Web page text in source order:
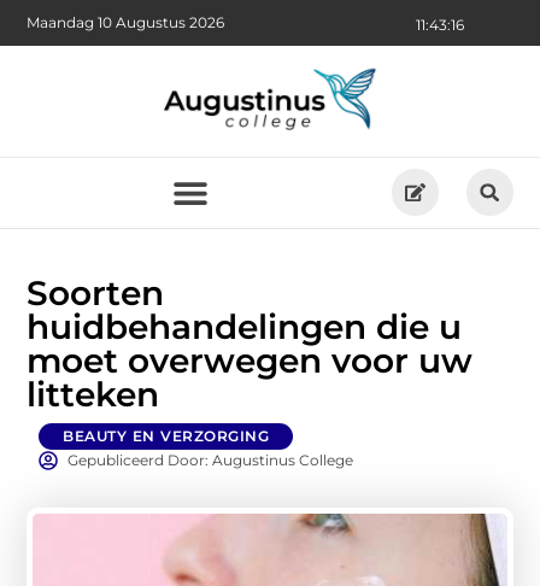
11:43:17
Maandag 10 Augustus 2026
Soorten
huidbehandelingen die u
moet overwegen voor uw
litteken
BEAUTY EN VERZORGING
Gepubliceerd Door: Augustinus College